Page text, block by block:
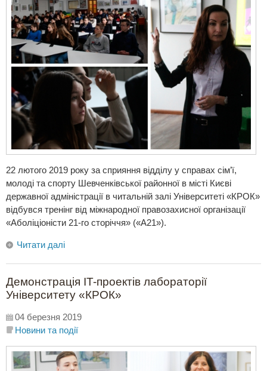
22 лютого 2019 року за сприяння відділу у справах сім’ї,
молоді та спорту Шевченківської районної в місті Києві
державної адміністрації в читальній залі Університеті «КРОК»
відбувся тренінг від міжнародної правозахисної організації
«Аболіціоністи 21-го сторіччя» («А21»).
Читати далі
Демонстрація IT-проектів лабораторії
Університету «КРОК»
04 березня 2019
Новини та події